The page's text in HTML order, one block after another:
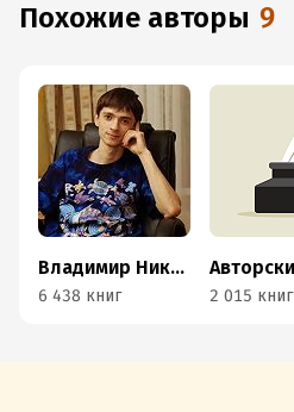
Похожие авторы 9
Владимир Никонов
6 438 книг 2 015 книг